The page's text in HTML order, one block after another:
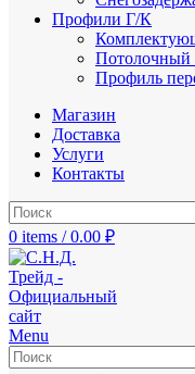
Профили Г/К
Потолочный
Профиль
Магазин
Доставка
Услуги
Контакты
0 items / 0.00 ₽
Menu